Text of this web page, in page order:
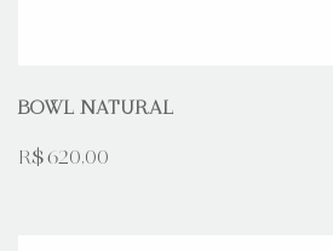
BOWL NATURAL
R$ 620,00